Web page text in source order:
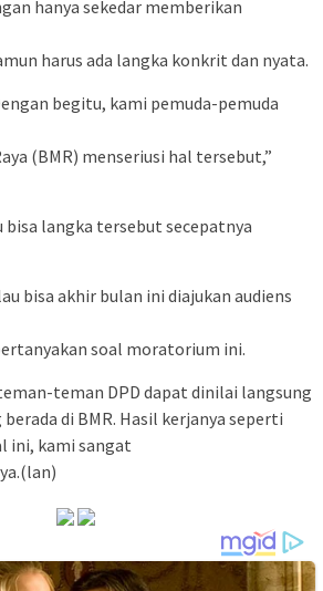
hanya sekedar memberikan
harus ada langka konkrit dan nyata.
begitu, kami pemuda-pemuda
(BMR) menseriusi hal tersebut,”
bisa langka tersebut secepatnya
bisa akhir bulan ini diajukan audiens
soal moratorium ini.
teman DPD dapat dinilai langsung
di BMR. Hasil kerjanya seperti
ini, kami sangat